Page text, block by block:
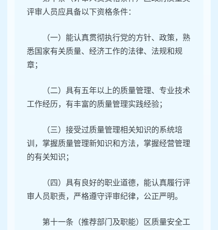
评审人员应具备以下资格条件：
（一）能认真贯彻执行党的方针、政策，熟
悉国家有关质量、经济工作的法律、法规和规
章；
（二）具有五年以上的质量管理、专业技术
工作经历，有丰富的质量管理实践经验；
（三）接受过质量管理相关知识的系统培
训，掌握质量管理新知识和方法，掌握经营管理
的有关知识；
（四）具有良好的职业道德，能认真履行评
审人员职责，严格遵守评审纪律，公正严明。
第十一条（推荐部门及职能）区质量安全工